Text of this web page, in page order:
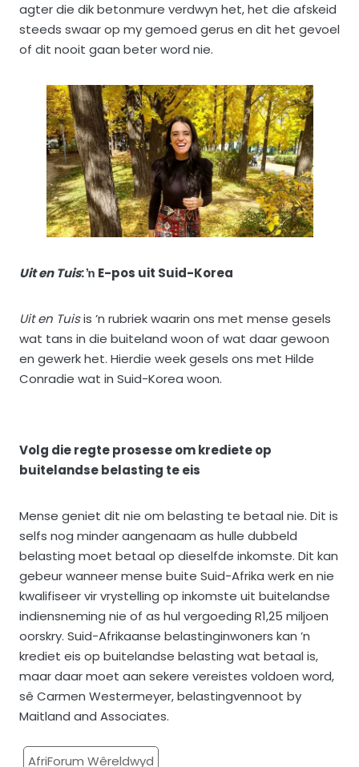
agter die dik betonmure verdwyn het, het die afskeid
steeds swaar op my gemoed gerus en dit het gevoel
of dit nooit gaan beter word nie.
Uit en Tuis: ŉ E-pos uit Suid-Korea
Uit en Tuisis ’n rubriek waarin ons met mense gesels
wat tans in die buiteland woon of wat daar gewoon
en gewerk het. Hierdie week gesels ons met Hilde
Conradie wat in Suid-Korea woon.
Volg die regte prosesse om krediete op
buitelandse belasting te eis
Mense geniet dit nie om belasting te betaal nie. Dit is
selfs nog minder aangenaam as hulle dubbeld
belasting moet betaal op dieselfde inkomste. Dit kan
gebeur wanneer mense buite Suid-Afrika werk en nie
kwalifiseer vir vrystelling op inkomste uit buitelandse
indiensneming nie of as hul vergoeding R1,25 miljoen
oorskry. Suid-Afrikaanse belastinginwoners kan ’n
krediet eis op buitelandse belasting wat betaal is,
maar daar moet aan sekere vereistes voldoen word,
sê Carmen Westermeyer, belastingvennoot by
Maitland and Associates.
AfriForum Wêreldwyd